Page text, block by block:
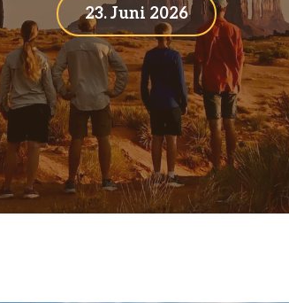
23. Juni 2026